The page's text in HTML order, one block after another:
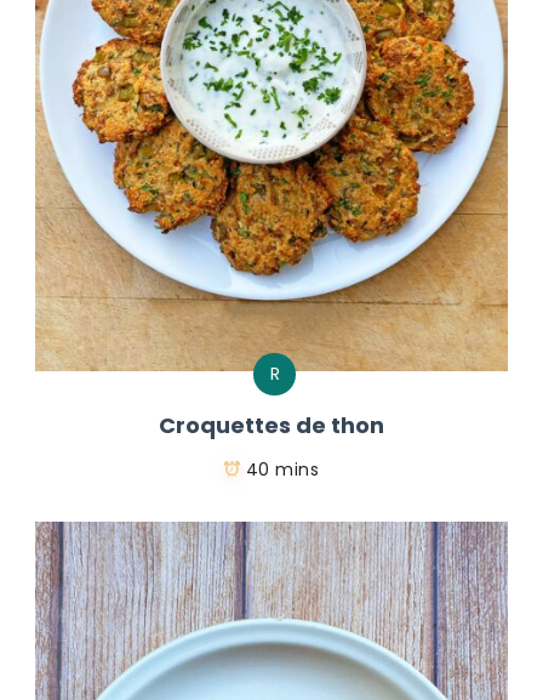
R
Croquettes de thon
40 mins